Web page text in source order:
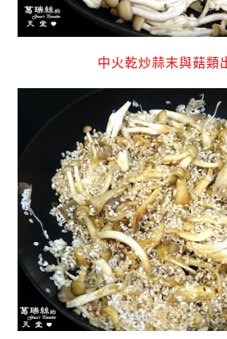
中火乾炒蒜末與菇類